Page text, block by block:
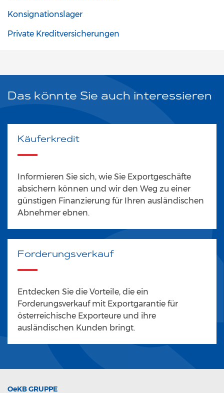
Konsignationslager
Private Kreditversicherungen
Das könnte Sie auch interessieren
Käuferkredit
Informieren Sie sich, wie Sie Exportgeschäfte
absichern können und wir den Weg zu einer
günstigen Finanzierung für Ihren ausländischen
Abnehmer ebnen.
Forderungsverkauf
Entdecken Sie die Vorteile, die ein
Forderungsverkauf mit Exportgarantie für
österreichische Exporteure und ihre
ausländischen Kunden bringt.
OeKBGRUPPE